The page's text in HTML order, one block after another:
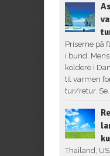
Priserne på
i bund.
koldere i
til varmen
tur/retur.
Thailand,